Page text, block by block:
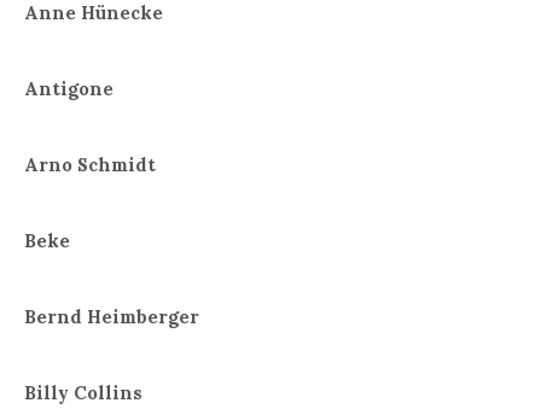
Anne Hünecke
Antigone
Arno Schmidt
Beke
Bernd Heimberger
Billy Collins